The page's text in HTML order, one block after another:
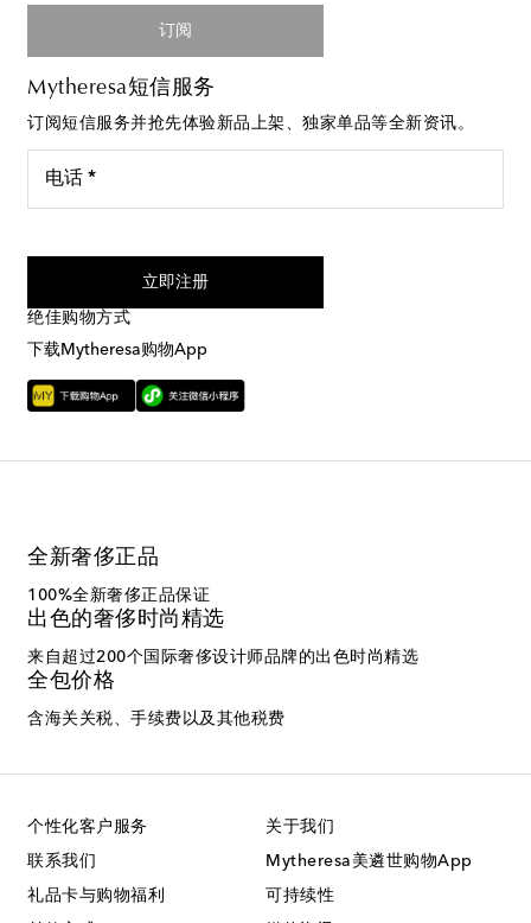
订阅
Mytheresa短信服务
订阅短信服务并抢先体验新品上架、独家单品等全新资讯。
电话 *
立即注册
绝佳购物方式
下载Mytheresa购物App
全新奢侈正品
100%全新奢侈正品保证
出色的奢侈时尚精选
来自超过200个国际奢侈设计师品牌的出色时尚精选
全包价格
含海关关税、手续费以及其他税费
个性化客户服务
联系我们
礼品卡与购物福利
关于我们
Mytheresa美遴世购物App
可持续性